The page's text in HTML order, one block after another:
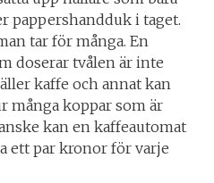
pappershandduk i taget.
tar för många. En
doserar tvålen är inte
kaffe och annat kan
många koppar som är
kan en kaffeautomat
ett par kronor för varje